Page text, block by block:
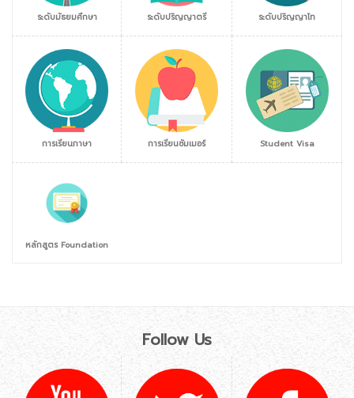
ระดับมัธยมศึกษา ระดับปริญญาตรี ระดับปริญญาโท
การเรียนภาษา การเรียนซัมเมอร์ Student Visa
หลักสูตร Foundation
Follow Us